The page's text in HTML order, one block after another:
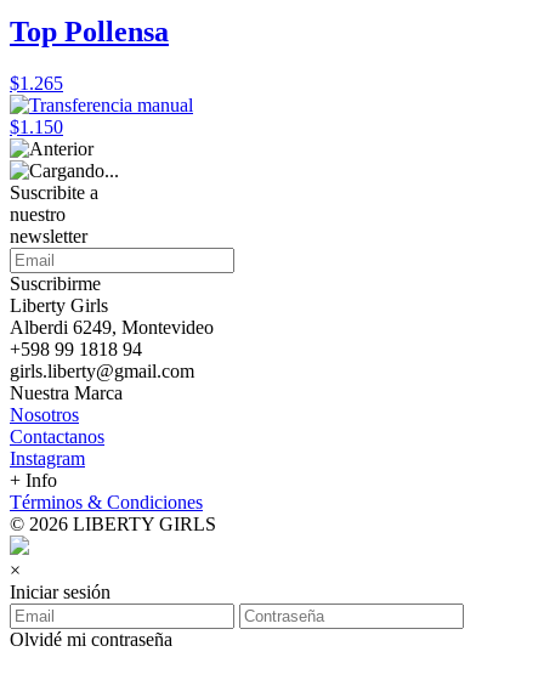
Top Pollensa
$1.265
$1.150
Suscribite a
nuestro
newsletter
Suscribirme
Liberty Girls
Alberdi 6249, Montevideo
+598 99 1818 94
girls.liberty@gmail.com
Nuestra Marca
Nosotros
Contactanos
Instagram
+ Info
Términos & Condiciones
© 2026 LIBERTY GIRLS
×
Iniciar sesión
Olvidé mi contraseña